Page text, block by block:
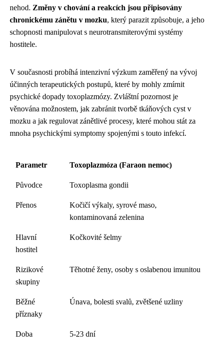
nehod. Změny v chování a reakcích jsou připisovány
chronickému zánětu v mozku, který parazit způsobuje, a jeho
schopnosti manipulovat s neurotransmiterovými systémy
hostitele.
V současnosti probíhá intenzivní výzkum zaměřený na vývoj
účinných terapeutických postupů, které by mohly zmírnit
psychické dopady toxoplazmózy. Zvláštní pozornost je
věnována možnostem, jak zabránit tvorbě tkáňových cyst v
mozku a jak regulovat zánětlivé procesy, které mohou stát za
mnoha psychickými symptomy spojenými s touto infekcí.
Parametr Toxoplazmóza (Faraon nemoc)
Původce Toxoplasma gondii
Přenos
Kočičí výkaly, syrové maso,
kontaminovaná zelenina
Hlavní
hostitel
Kočkovité šelmy
Rizikové
skupiny
Těhotné ženy, osoby s oslabenou imunitou
Běžné
příznaky
Únava, bolesti svalů, zvětšené uzliny
Doba
5-23 dní